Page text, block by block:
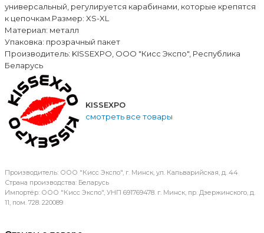
универсальный, регулируется карабинами, которые крепятся
к цепочкам.Размер: XS-XL
Материал: металл
Упаковка: прозрачный пакет
Производитель: KISSEXPO, ОOО "Кисс Экспо", Республика
Беларусь
KISSEXPO
смотреть все товары
Производитель: ООО "Кисс Экспо", г. Минск, ул. Кальварийская, д. 44
Страна производства: Беларусь
Импортёр: ООО "Кисс Экспо", УНП 691769478. г. Минск, пр. Дзержинского, д.
11, пом. 728. 220089